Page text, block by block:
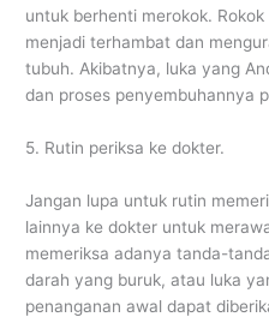
untuk berhenti merokok.
menjadi terhambat dan
tubuh. Akibatnya, luka yang
dan proses penyembuhannya
5. Rutin periksa ke dokter.
Jangan lupa untuk rutin
lainnya ke dokter untuk
memeriksa adanya tanda-
darah yang buruk, atau luka
penanganan awal dapat